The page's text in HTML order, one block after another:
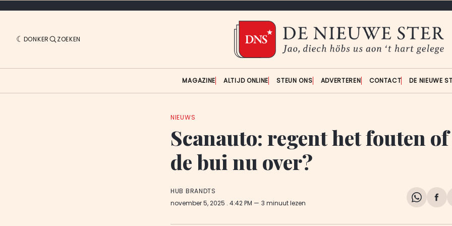
DONKER ZOEKEN
MAGAZINE ALTIJD ONLINE STEUN ONS ADVERTEREN CONTACT DE NIEUWE
NIEUWS
Scanauto: regent het fouten
de bui nu over?
HUB BRANDTS
november 5, 2025 . 4:42 PM 3 minuut lezen
Share